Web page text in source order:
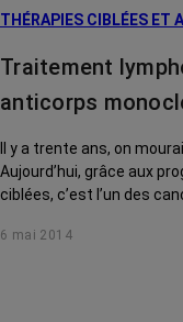
THÉRAPIES CIBLÉES ET
Traitement
anticorps
Il y a trente ans, on
Aujourd’hui, grâce aux
ciblées, c’est l’un des
6 mai 2014